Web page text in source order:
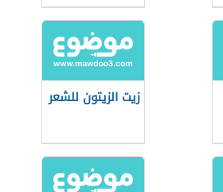
للشعر الجاف في
البيت
زيت الزيتون للشعر